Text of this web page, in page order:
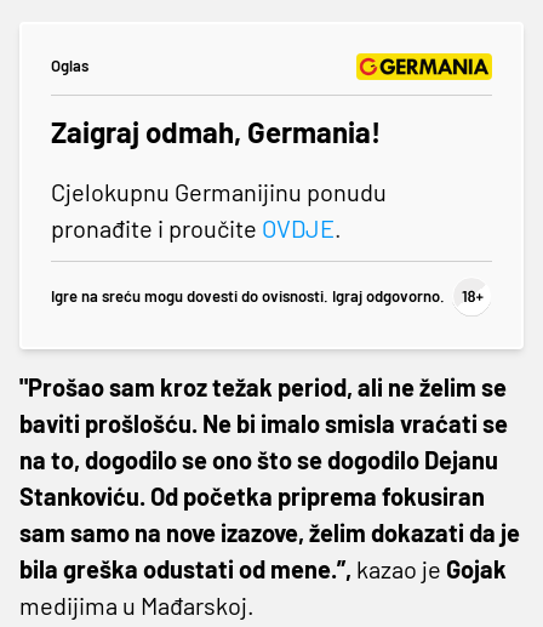
Oglas
Zaigraj odmah, Germania!
Cjelokupnu Germanijinu ponudu
pronađite i proučite OVDJE.
Igre na sreću mogu dovesti do ovisnosti. Igraj odgovorno.
"Prošao sam kroz težak period, ali ne želim se
baviti prošlošću. Ne bi imalo smisla vraćati se
na to, dogodilo se ono što se dogodilo Dejanu
Stankoviću. Od početka priprema fokusiran
sam samo na nove izazove, želim dokazati da je
bila greška odustati od mene.”, kazao je Gojak
medijima u Mađarskoj.